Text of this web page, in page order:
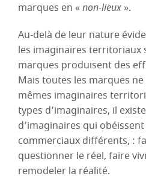
marques en «non-lieux ».
Au-delà de leur nature
les imaginaires territoriaux
marques produisent des
Mais toutes les marques
mêmes imaginaires
types d’imaginaires, il
d’imaginaires qui
commerciaux différents, :
questionner le réel, faire
remodeler la réalité.